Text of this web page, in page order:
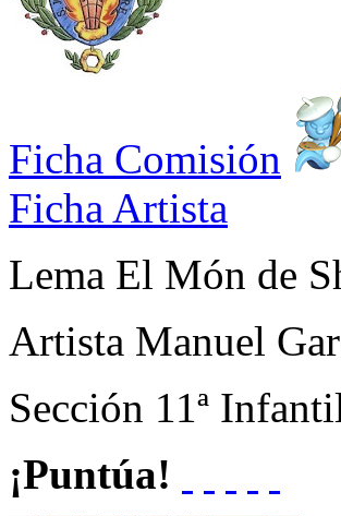
Ficha Comisión
Ficha Artista
Lema El Món de
Artista Manuel
Sección 11ª
¡Puntúa!